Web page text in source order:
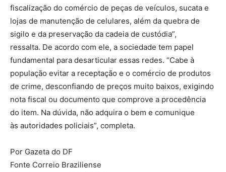
fiscalização do comércio de peças de veículos, sucata e
lojas de manutenção de celulares, além da quebra de
sigilo e da preservação da cadeia de custódia”,
ressalta. De acordo com ele, a sociedade tem papel
fundamental para desarticular essas redes. “Cabe à
população evitar a receptação e o comércio de produtos
de crime, desconfiando de preços muito baixos, exigindo
nota fiscal ou documento que comprove a procedência
do item. Na dúvida, não adquira o bem e comunique
às autoridades policiais”, completa.
Por Gazeta do DF
Fonte Correio Braziliense